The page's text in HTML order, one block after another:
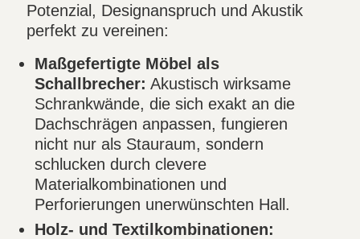
Potenzial, Designanspruch und Akustik
perfekt zu vereinen:
Maßgefertigte Möbel als
Schallbrecher: Akustisch wirksame
Schrankwände, die sich exakt an die
Dachschrägen anpassen, fungieren
nicht nur als Stauraum, sondern
schlucken durch clevere
Materialkombinationen und
Perforierungen unerwünschten Hall.
Holz- und Textilkombinationen: